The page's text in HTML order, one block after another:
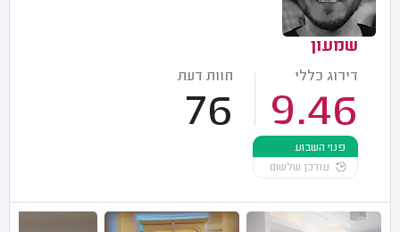
שמעון
דירוג כללי
9.46
חוות דעת
76
פנוי השבוע
עודכן שלשום